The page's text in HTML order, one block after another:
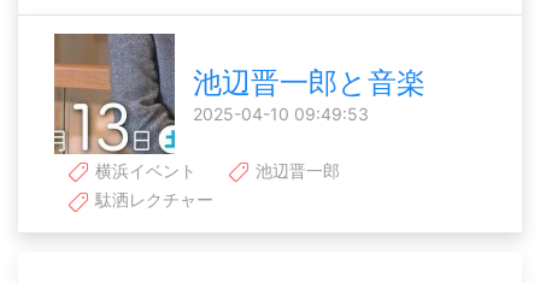
池辺晋一郎と音楽
2025-04-10 09:49:53
横浜イベント
池辺晋一郎
駄洒レクチャー